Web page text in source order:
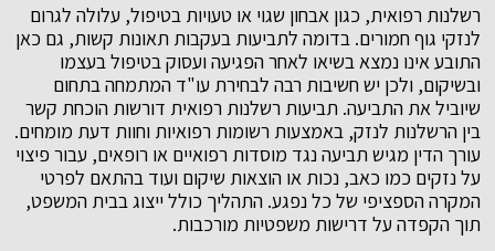
רשלנות רפואית, כגון אבחון שגוי או טעויות בטיפול, עלולה לגרום
לנזקי גוף חמורים. בדומה לתביעות בעקבות תאונות קשות, גם כאן
התובע אינו נמצא בשיאו לאחר הפגיעה ועסוק בטיפול בעצמו
ובשיקום, ולכן יש חשיבות רבה לבחירת עו"ד המתמחה בתחום
שיוביל את התביעה. תביעות רשלנות רפואית דורשות הוכחת קשר
בין הרשלנות לנזק, באמצעות רשומות רפואיות וחוות דעת מומחים.
עורך הדין מגיש תביעה נגד מוסדות רפואיים או רופאים, עבור פיצוי
על נזקים כמו כאב, נכות או הוצאות שיקום ועוד בהתאם לפרטי
המקרה הספציפי של כל נפגע. התהליך כולל ייצוג בבית המשפט,
תוך הקפדה על דרישות משפטיות מורכבות.